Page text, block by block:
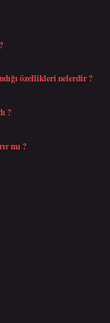
özellikleri nelerdir ?
?
mı ?